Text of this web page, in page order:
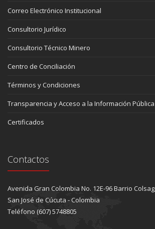
Correo Electrónico Institucional
Consultorio Jurídico
Consultorio Técnico Minero
Centro de Conciliación
Términos y Condiciones
Transparencia y Acceso a la Información Pública
Certificados
Contactos
Avenida Gran Colombia No. 12E-96 Barrio Colsag,
San José de Cúcuta - Colombia
Teléfono (607) 5748805